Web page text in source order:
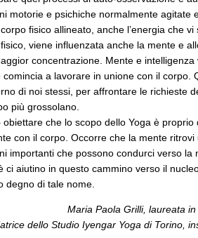
motorie e psichiche normalmente agitate
fisico allineato, anche l’energia che
viene influenzata anche la mente e
concentrazione. Mente e
comincia a lavorare in unione con il
di noi stessi, per affrontare le richieste
più grossolano.
obiettare che lo scopo dello Yoga è
con il corpo. Occorre che la mente
importanti che possono condurci verso
ci aiutino in questo cammino verso il
degno di tale nome.
Maria Paola Grilli, laureata
dello Studio Iyengar Yoga di Torino,